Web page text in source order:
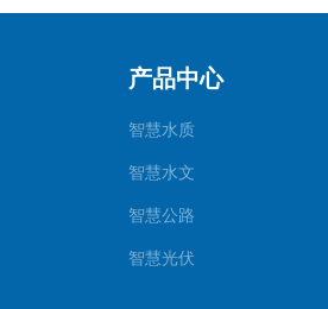
产品中心
智慧水质
智慧水文
智慧公路
智慧光伏